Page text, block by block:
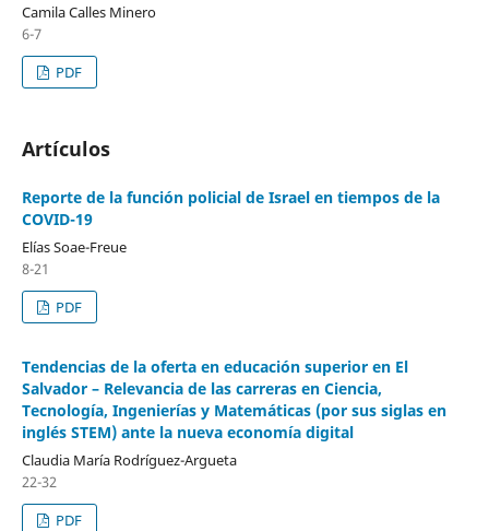
Camila Calles Minero
6-7
PDF
Artículos
Reporte de la función policial de Israel en tiempos de la
COVID-19
Elías Soae-Freue
8-21
PDF
Tendencias de la oferta en educación superior en El
Salvador – Relevancia de las carreras en Ciencia,
Tecnología, Ingenierías y Matemáticas (por sus siglas en
inglés STEM) ante la nueva economía digital
Claudia María Rodríguez-Argueta
22-32
PDF